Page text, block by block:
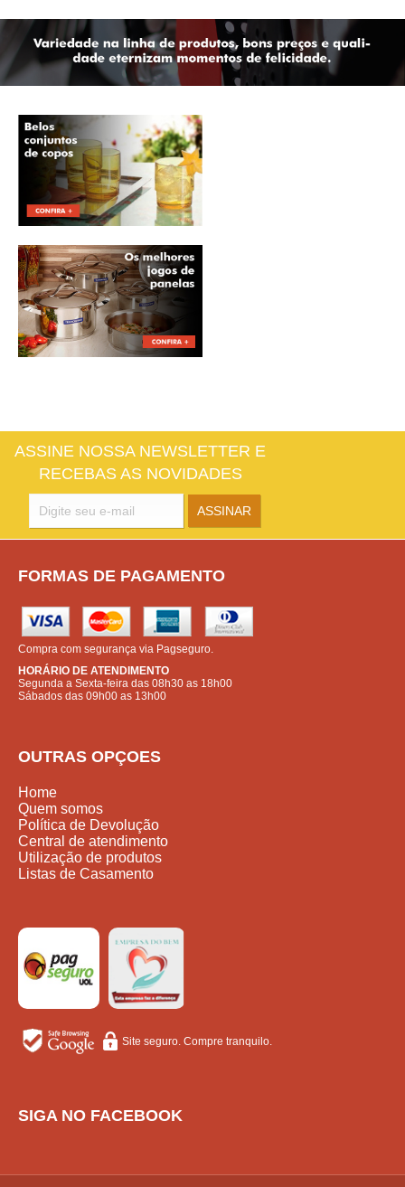
ASSINE NOSSA NEWSLETTER E
RECEBAS AS NOVIDADES
FORMAS DE PAGAMENTO
Compra com segurança via Pagseguro.
HORÁRIO DE ATENDIMENTO
Segunda a Sexta-feira das 08h30 as 18h00
Sábados das 09h00 as 13h00
OUTRAS OPÇOES
Home
Quem somos
Política de Devolução
Central de atendimento
Utilização de produtos
Listas de Casamento
Site seguro. Compre tranquilo.
SIGA NO FACEBOOK